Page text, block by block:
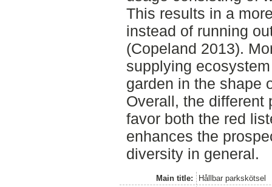
This results in a
instead of running
(Copeland 2013).
supplying
garden in the shape
Overall, the different
favor both the red
enhances the
diversity in general.
Main title:
Hållbar parkskötsel